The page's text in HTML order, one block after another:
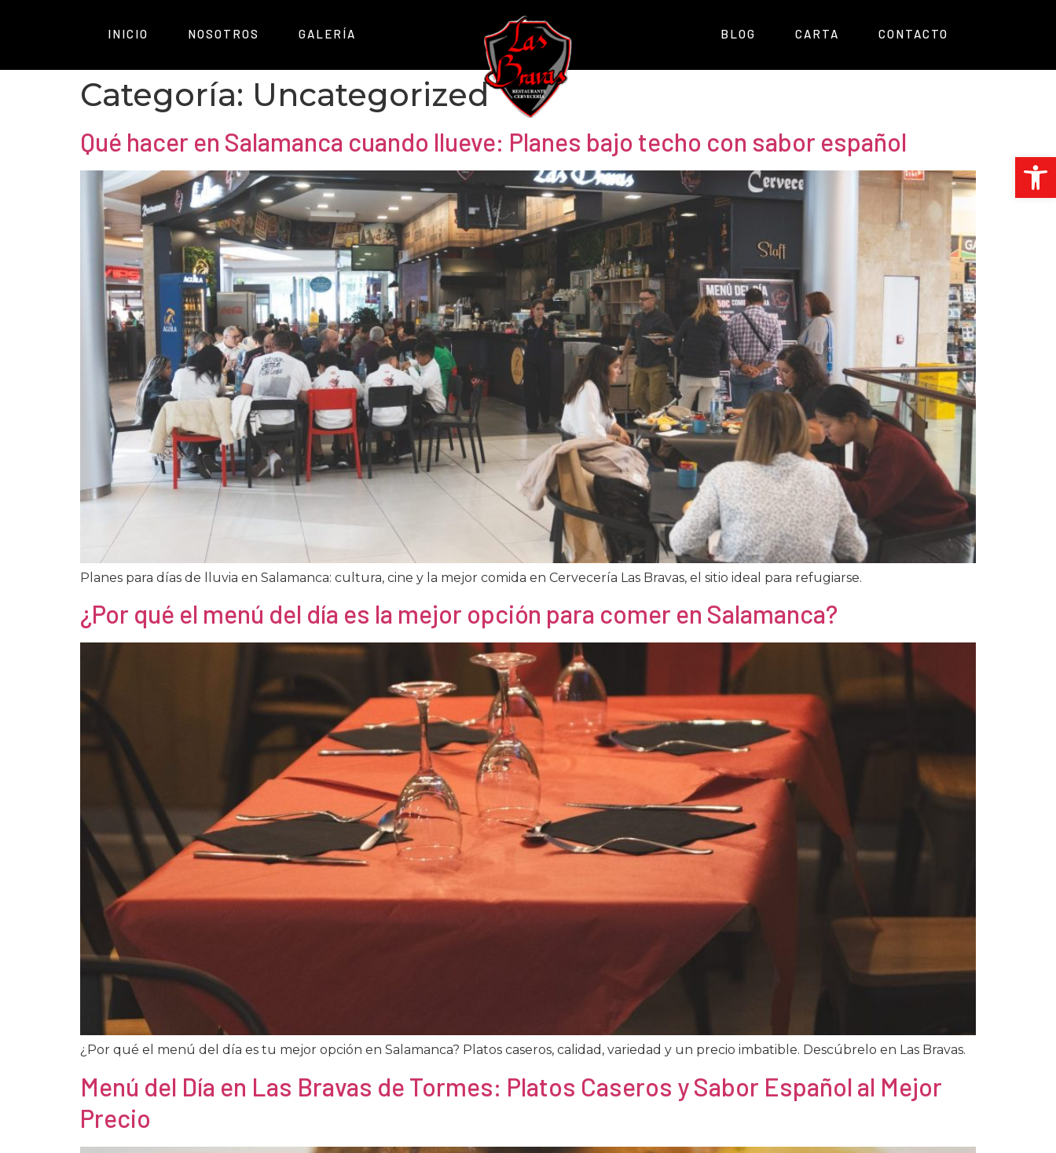
Abrir
INICIO NOSOTROS GALERÍA BLOG CARTA CONTACTO
Categoría: Uncategorized
Qué hacer en Salamanca cuando llueve: Planes bajo techo con sabor español
Planes para días de lluvia en Salamanca: cultura, cine y la mejor comida en Cervecería Las Bravas, el sitio ideal para refugiarse.
¿Por qué el menú del día es la mejor opción para comer en Salamanca?
¿Por qué el menú del día es tu mejor opción en Salamanca? Platos caseros, calidad, variedad y un precio imbatible. Descúbrelo en Las Bravas.
Menú del Día en Las Bravas de Tormes: Platos Caseros y Sabor Español al Mejor
Precio